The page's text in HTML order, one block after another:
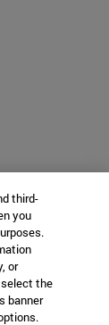
third-
you
or
the
banner